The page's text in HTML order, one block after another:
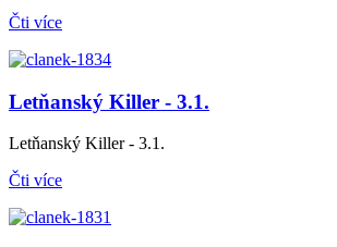
Čti více
Letňanský Killer - 3.1.
Letňanský Killer - 3.1.
Čti více